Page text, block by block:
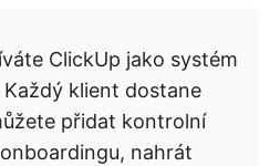
ClickUp jako systém
klient dostane
přidat kontrolní
nahrát